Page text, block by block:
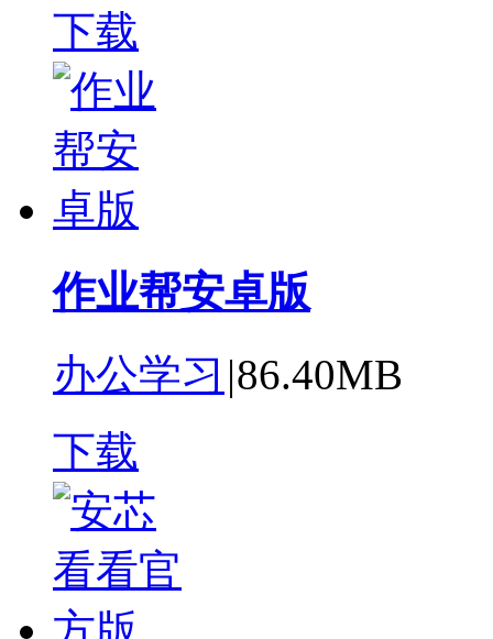
下载
作业帮安卓版
办公学习 |86.40MB
下载